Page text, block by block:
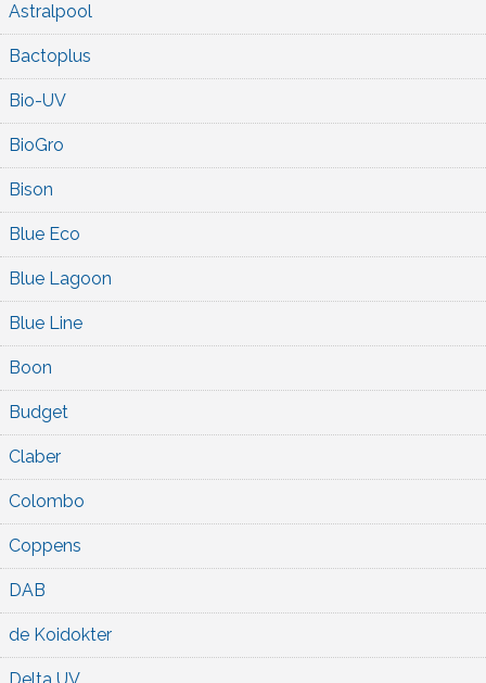
Astralpool
Bactoplus
Bio-UV
BioGro
Bison
Blue Eco
Blue Lagoon
Blue Line
Boon
Budget
Claber
Colombo
Coppens
DAB
de Koidokter